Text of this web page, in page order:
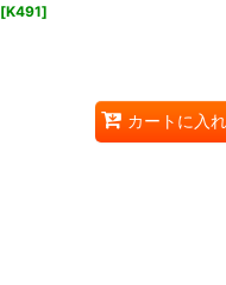
[K491]
カートに入